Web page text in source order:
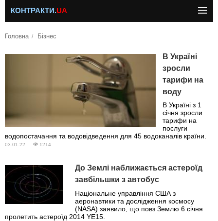
КОНТРАКТИ.UA
Головна Бізнес
В Україні
зросли
тарифи на
воду
В Україні з 1
січня зросли
тарифи на
послуги
водопостачання та водовідведення для 45 водоканалів країни.
03.01.22 — 1214
До Землі наближається астероїд
завбільшки з автобус
Національне управління США з
аеронавтики та дослідження космосу
(NASA) заявило, що повз Землю 6 січня
пролетить астероїд 2014 YE15.